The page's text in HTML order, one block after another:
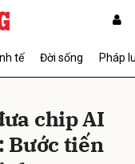
tế Đời sống Pháp
chip AI
Bước tiến